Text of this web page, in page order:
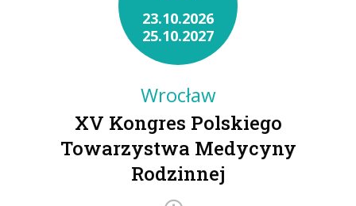
23.10.2026
25.10.2027
Wrocław
XV Kongres Polskiego
Towarzystwa Medycyny
Rodzinnej